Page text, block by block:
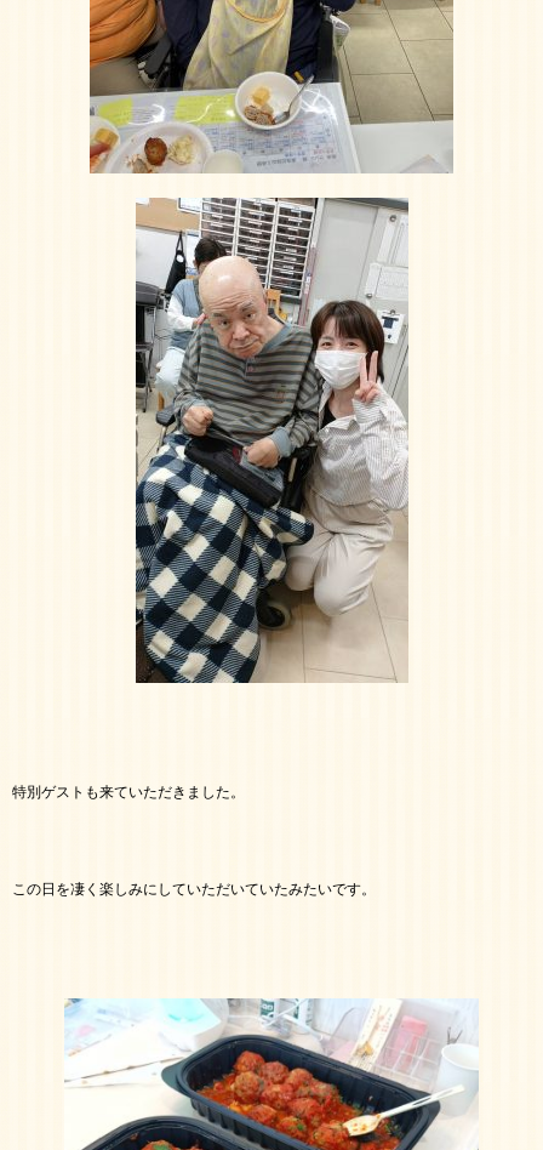
特別ゲストも来ていただきました。
この日を凄く楽しみにしていただいていたみたいです。